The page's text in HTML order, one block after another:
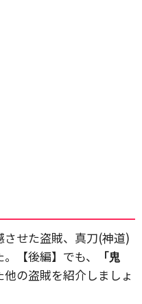
させた盗賊、真刀(神道)
【後編】でも、
「鬼
他の盗賊を紹介しましょ